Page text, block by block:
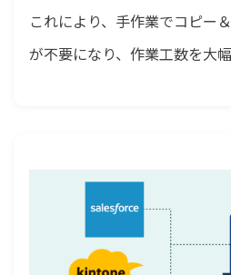
これにより、手作業でコピー
が不要になり、作業工数を大